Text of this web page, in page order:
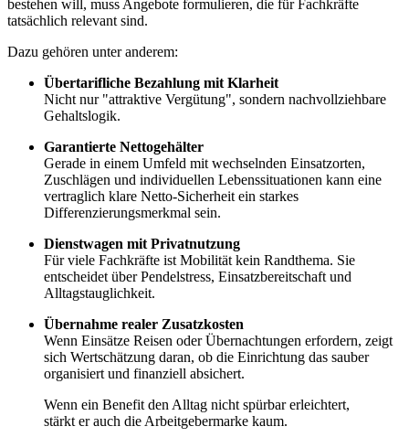
bestehen will, muss Angebote formulieren, die für Fachkräfte
tatsächlich relevant sind.
Dazu gehören unter anderem:
Übertarifliche Bezahlung mit Klarheit
Nicht nur "attraktive Vergütung", sondern nachvollziehbare
Gehaltslogik.
Garantierte Nettogehälter
Gerade in einem Umfeld mit wechselnden Einsatzorten,
Zuschlägen und individuellen Lebenssituationen kann eine
vertraglich klare Netto-Sicherheit ein starkes
Differenzierungsmerkmal sein.
Dienstwagen mit Privatnutzung
Für viele Fachkräfte ist Mobilität kein Randthema. Sie
entscheidet über Pendelstress, Einsatzbereitschaft und
Alltagstauglichkeit.
Übernahme realer Zusatzkosten
Wenn Einsätze Reisen oder Übernachtungen erfordern, zeigt
sich Wertschätzung daran, ob die Einrichtung das sauber
organisiert und finanziell absichert.
Wenn ein Benefit den Alltag nicht spürbar erleichtert,
stärkt er auch die Arbeitgebermarke kaum.